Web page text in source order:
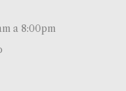
a 8:00pm